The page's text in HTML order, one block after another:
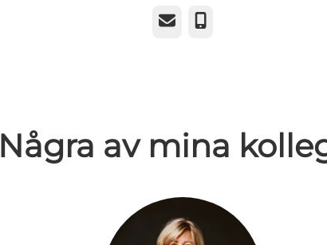
E-postTelefon
Några av mina